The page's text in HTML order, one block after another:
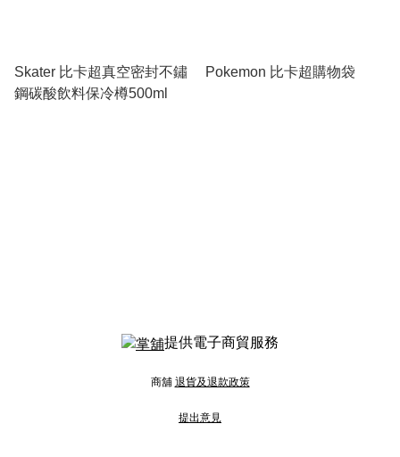
Skater 比卡超真空密封不鏽
鋼碳酸飲料保冷樽500ml
Pokemon 比卡超購物袋
提供電子商貿服務
商舖 退貨及退款政策
提出意見